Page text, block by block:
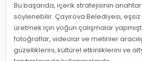
Bu başarıda, içerik stratejisinin anahtar
söylenebilir. Çayırova Belediyesi,
üretmek için yoğun çalışmalar
fotoğraflar, videolar ve metinler
güzelliklerini, kültürel etkinliklerini ve